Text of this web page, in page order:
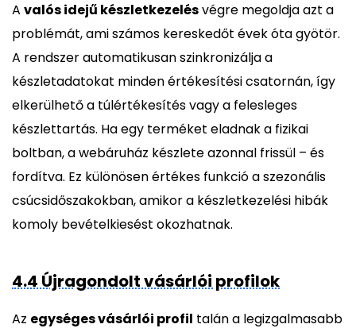
A valós idejű készletkezelésvégre megoldja azt a
problémát, ami számos kereskedőt évek óta gyötör.
A rendszer automatikusan szinkronizálja a
készletadatokat minden értékesítési csatornán, így
elkerülhető a túlértékesítés vagy a felesleges
készlettartás. Ha egy terméket eladnak a fizikai
boltban, a webáruház készlete azonnal frissül – és
fordítva. Ez különösen értékes funkció a szezonális
csúcsidőszakokban, amikor a készletkezelési hibák
komoly bevételkiesést okozhatnak.
4.4 Újragondolt vásárlói profilok
Az egységes vásárlói profil talán a legizgalmasabb